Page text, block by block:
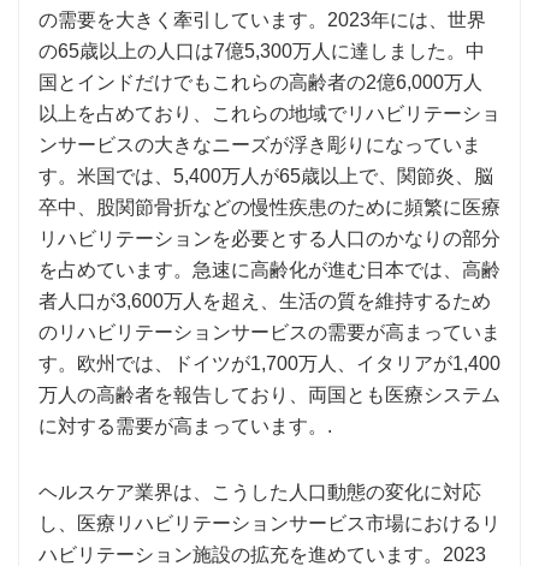
の需要を大きく牽引しています。2023年には、世界
の65歳以上の人口は7億5,300万人に達しました。中
国とインドだけでもこれらの高齢者の2億6,000万人
以上を占めており、これらの地域でリハビリテーショ
ンサービスの大きなニーズが浮き彫りになっていま
す。米国では、5,400万人が65歳以上で、関節炎、脳
卒中、股関節骨折などの慢性疾患のために頻繁に医療
リハビリテーションを必要とする人口のかなりの部分
を占めています。急速に高齢化が進む日本では、高齢
者人口が3,600万人を超え、生活の質を維持するため
のリハビリテーションサービスの需要が高まっていま
す。欧州では、ドイツが1,700万人、イタリアが1,400
万人の高齢者を報告しており、両国とも医療システム
に対する需要が高まっています。.
ヘルスケア業界は、こうした人口動態の変化に対応
し、医療リハビリテーションサービス市場におけるリ
ハビリテーション施設の拡充を進めています。2023